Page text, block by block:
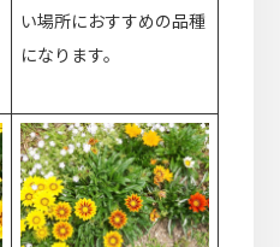
い場所におすすめの品種
になります。